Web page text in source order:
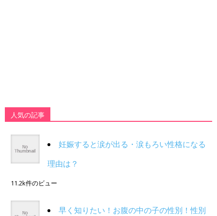
人気の記事
妊娠すると涙が出る・涙もろい性格になる
理由は？
11.2k件のビュー
早く知りたい！お腹の中の子の性別！性別